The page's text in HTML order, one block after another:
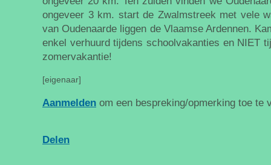
ongeveer 3 km. start de Zwalmstreek met vele
van Oudenaarde liggen de Vlaamse Ardennen.
enkel verhuurd tijdens schoolvakanties en NIET
zomervakantie!
[eigenaar]
Aanmelden om een bespreking/opmerking toe te
Delen